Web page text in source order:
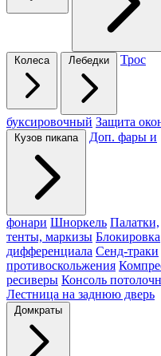
Колеса Лебедки Трос
буксировочный Защита
Кузов пикапа Доп. фары и
фонари Шноркель Палатки,
тенты, маркизы Блокировка
дифференциала Сенд-траки
противоскольжения
ресиверы Консоль
Лестница на заднюю дверь
Домкраты